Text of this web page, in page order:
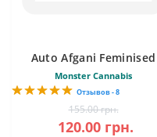
Auto Afgani Feminised
Monster Cannabis
Отзывов - 8
155.00 грн.
120.00 грн.